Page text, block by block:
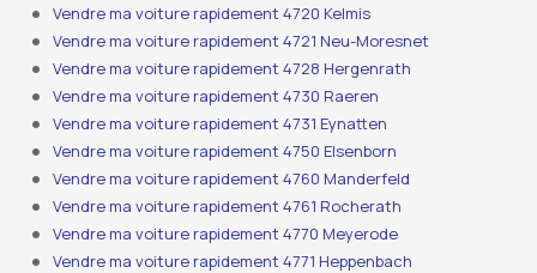
Vendre ma voiture rapidement 4720 Kelmis
Vendre ma voiture rapidement 4721 Neu-Moresnet
Vendre ma voiture rapidement 4728 Hergenrath
Vendre ma voiture rapidement 4730 Raeren
Vendre ma voiture rapidement 4731 Eynatten
Vendre ma voiture rapidement 4750 Elsenborn
Vendre ma voiture rapidement 4760 Manderfeld
Vendre ma voiture rapidement 4761 Rocherath
Vendre ma voiture rapidement 4770 Meyerode
Vendre ma voiture rapidement 4771 Heppenbach